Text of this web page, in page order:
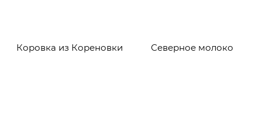
Коровка из Кореновки Северное молоко